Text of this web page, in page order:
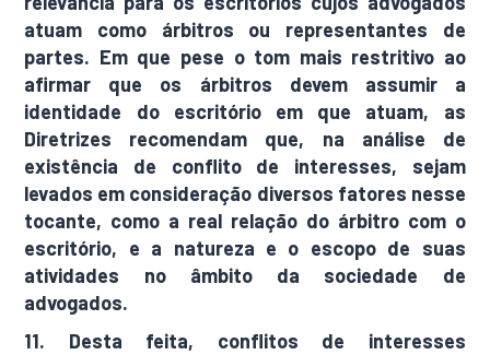
atuam como árbitros ou representantes de
partes. Em que pese o tom mais restritivo ao
afirmar que os árbitros devem assumir a
identidade do escritório em que atuam, as
Diretrizes recomendam que, na análise de
existência de conflito de interesses, sejam
levados em consideração diversos fatores nesse
tocante, como a real relação do árbitro com o
escritório, e a natureza e o escopo de suas
atividades no âmbito da sociedade de
advogados.
11. Desta feita, conflitos de interesses